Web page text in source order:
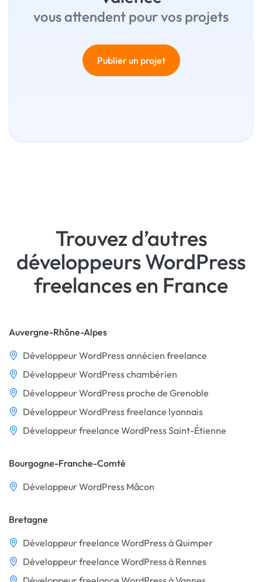
vous attendent pour vos projets
Publier un projet
Trouvez d’autres
développeurs WordPress
freelances en France
Auvergne-Rhône-Alpes
Développeur WordPress annécien freelance
Développeur WordPress chambérien
Développeur WordPress proche de Grenoble
Développeur WordPress freelance lyonnais
Développeur freelance WordPress Saint-Étienne
Bourgogne-Franche-Comté
Développeur WordPress Mâcon
Bretagne
Développeur freelance WordPress à Quimper
Développeur freelance WordPress à Rennes